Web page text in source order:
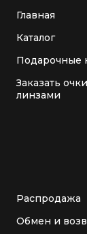
Главная
Каталог
Подарочные
Заказать
линзами
Распродажа
Обмен и